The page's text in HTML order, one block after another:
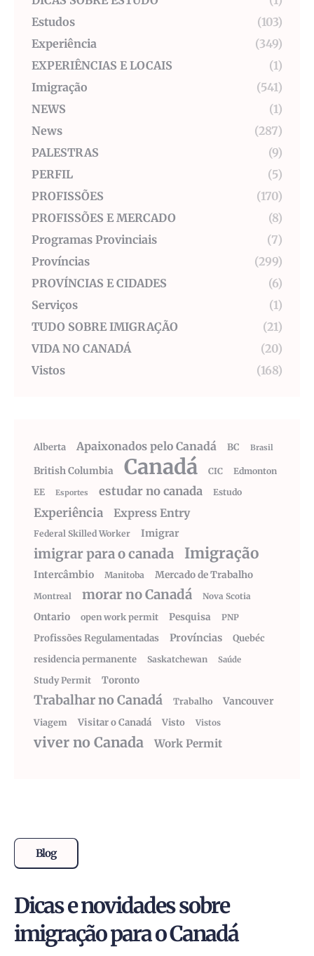
Estudos
(103)
Experiência
(349)
EXPERIÊNCIAS E LOCAIS
(1)
Imigração
(541)
NEWS
(1)
News
(287)
PALESTRAS
(9)
PERFIL
(5)
PROFISSÕES
(170)
PROFISSÕES E MERCADO
(8)
Programas Provinciais
(7)
Províncias
(299)
PROVÍNCIAS E CIDADES
(6)
Serviços
(1)
TUDO SOBRE IMIGRAÇÃO
(21)
VIDA NO CANADÁ
(20)
Vistos
(168)
Alberta Apaixonados pelo Canadá BC Brasil
British Columbia Canadá CIC
Edmonton
EE
Esportes estudar no canada Estudo
Experiência Express Entry
Federal Skilled Worker Imigrar
imigrar para o canada Imigração
Intercâmbio Manitoba Mercado de Trabalho
Montreal morar no Canadá Nova Scotia
Ontario open work permit Pesquisa PNP
Profissões Regulamentadas Províncias
Quebéc
residencia permanente
Saskatchewan Saúde
Study Permit Toronto
Trabalhar no Canadá Trabalho Vancouver
Viagem Visitar o Canadá Visto Vistos
viver no Canada Work Permit
Blog
Dicas e novidades sobre
imigração para o Canadá